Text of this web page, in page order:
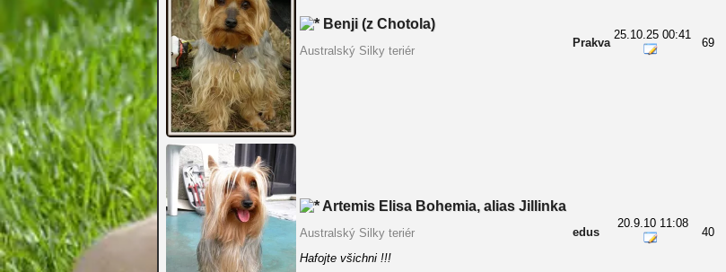
Benji (z Chotola)
Australský Silky teriér
Prakva
25.10.25 00:41
69
Artemis Elisa Bohemia, alias Jillinka
Australský Silky teriér
Hafojte všichni !!!
edus
20.9.10 11:08
40